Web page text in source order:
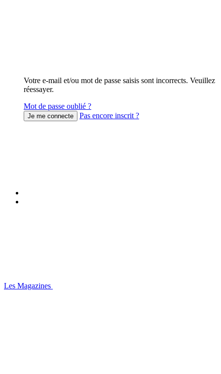
Votre e-mail et/ou mot de passe saisis sont incorrects. Veuillez
réessayer.
Mot de passe oublié ?
Pas encore inscrit ?
Les Magazines